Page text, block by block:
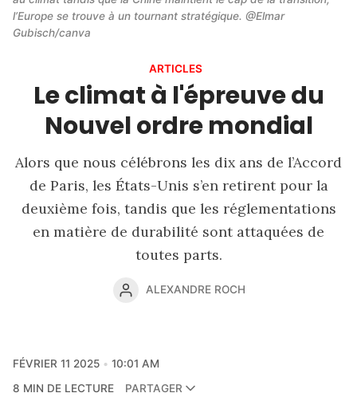
ARTICLES
Le climat à l'épreuve du
Nouvel ordre mondial
Alors que nous célébrons les dix ans de l’Accord
de Paris, les États-Unis s’en retirent pour la
deuxième fois, tandis que les réglementations
en matière de durabilité sont attaquées de
toutes parts.
ALEXANDRE ROCH
l’Europe se trouve à un tournant stratégique. @Elmar
Gubisch/canva
FÉVRIER 11 2025
10:01 AM
8 MIN DE LECTURE
PARTAGER